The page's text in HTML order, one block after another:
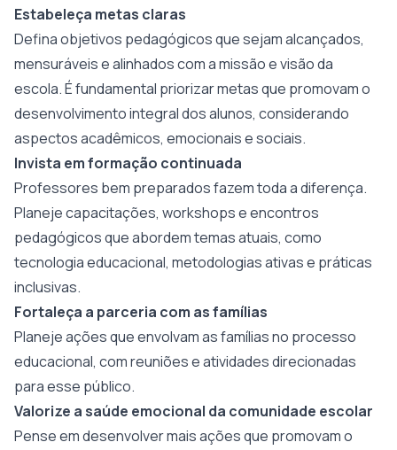
Estabeleça metas claras
Defina objetivos pedagógicos que sejam alcançados,
mensuráveis ​​e alinhados com a missão e visão da
escola. É fundamental priorizar metas que promovam o
desenvolvimento integral dos alunos, considerando
aspectos acadêmicos, emocionais e sociais.
Invista em formação continuada
Professores bem preparados fazem toda a diferença.
Planeje capacitações, workshops e encontros
pedagógicos que abordem temas atuais, como
tecnologia educacional, metodologias ativas e práticas
inclusivas.
Fortaleça a parceria com as famílias
Planeje ações que envolvam as famílias no processo
educacional, com reuniões e atividades direcionadas
para esse público.
Valorize a saúde emocional da comunidade escolar
Pense em desenvolver mais ações que promovam o